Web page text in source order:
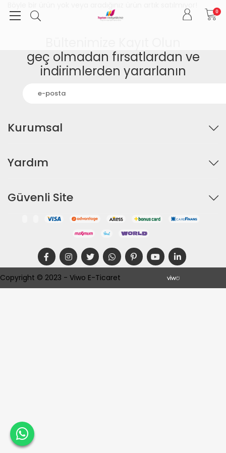
0
geç olmadan fırsatlardan ve
indirimlerden yararlanın
Kurumsal
Yardım
Güvenli Site
Copyright © 2023 - Viwo E-Ticaret